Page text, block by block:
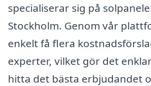
specialiserar sig på
Stockholm. Genom vår
enkelt få flera
experter, vilket gör det
hitta det bästa erbjudandet